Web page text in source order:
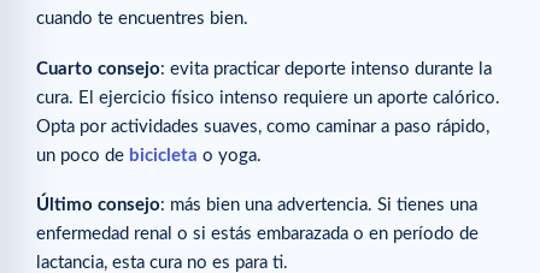
cuando te encuentres bien.
Cuarto consejo: evita practicar deporte intenso durante la
cura. El ejercicio físico intenso requiere un aporte calórico.
Opta por actividades suaves, como caminar a paso rápido,
un poco de bicicleta o yoga.
Último consejo: más bien una advertencia. Si tienes una
enfermedad renal o si estás embarazada o en período de
lactancia, esta cura no es para ti.